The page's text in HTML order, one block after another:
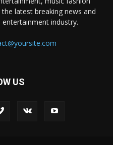
latest breaking news and
industry.
US